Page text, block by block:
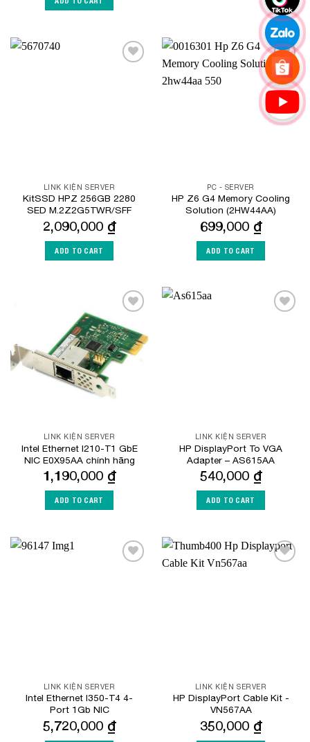
LINK KIỆN SERVER
KitSSD HPZ 256GB 2280
SED M.2Z2G5TWR/SFF
2,090,000 ₫
ADD TO CART
Add to
Wishlist
PC - SERVER
HP Z6 G4 Memory Cooling
Solution (2HW44AA)
699,000 ₫
ADD TO CART
Add to
Wishlist
LINK KIỆN SERVER
Intel Ethernet I210-T1 GbE
NIC E0X95AA chính hãng
1,190,000 ₫
ADD TO CART
LINK KIỆN SERVER
HP DisplayPort To VGA
Adapter – AS615AA
540,000 ₫
ADD TO CART
LINK KIỆN SERVER
Intel Ethernet I350-T4 4-
Port 1Gb NIC
5,720,000 ₫
LINK KIỆN SERVER
HP DisplayPort Cable Kit -
VN567AA
350,000 ₫